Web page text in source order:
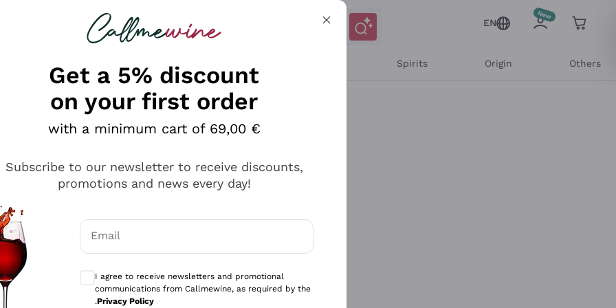
looking for
EN
Spirits Origin Others
Get a 5% discount
on your first order
with a minimum cart of 69,00 €
Subscribe to our newsletter to receive discounts,
promotions and news every day!
Email
I agree to receive newsletters and promotional
communications from Callmewine, as required by the
.Privacy Policy